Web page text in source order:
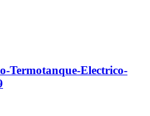
Termotanque-Electrico-